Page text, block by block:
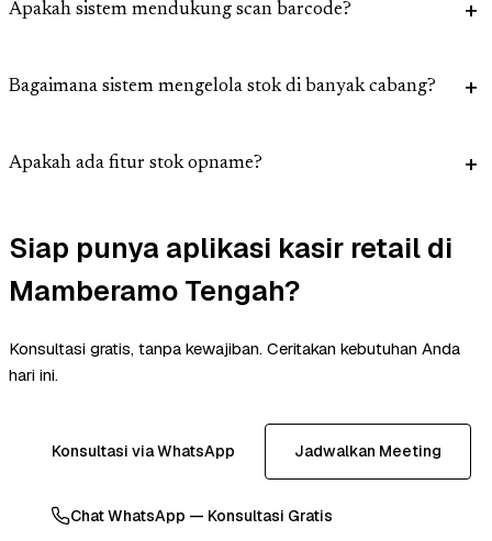
Apakah sistem mendukung scan barcode?
Bagaimana sistem mengelola stok di banyak cabang?
Apakah ada fitur stok opname?
Siap punya aplikasi kasir retail di
Mamberamo Tengah?
Konsultasi gratis, tanpa kewajiban. Ceritakan kebutuhan Anda
hari ini.
Konsultasi via WhatsApp Jadwalkan Meeting
Chat WhatsApp — Konsultasi Gratis